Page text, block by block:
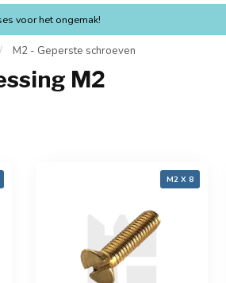
voor het ongemak!
/ M2 - Geperste schroeven
M2
M2 X 8